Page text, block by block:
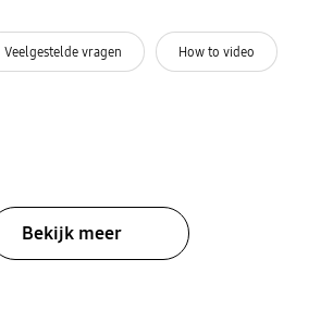
Veelgestelde vragen How to video
Bekijk meer